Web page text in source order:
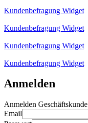
Kundenbefragung Widget
Kundenbefragung Widget
Kundenbefragung Widget
Kundenbefragung Widget
Anmelden
Anmelden Geschäftskunde
Email